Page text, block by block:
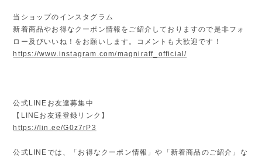
当ショップのインスタグラム
新着商品やお得なクーポン情報をご紹介しておりますので是非フォ
ロー及びいいね！をお願いします。コメントも大歓迎です！
https://www.instagram.com/magniraff_official/
公式LINEお友達募集中
【LINEお友達登録リンク】
https://lin.ee/G0z7rP3
公式LINEでは、「お得なクーポン情報」や「新着商品のご紹介」な